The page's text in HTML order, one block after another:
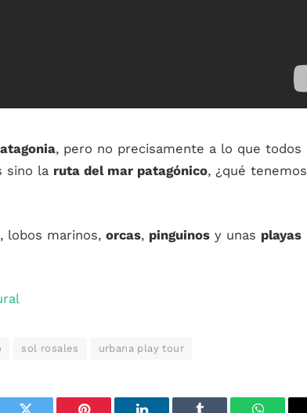
, pero no precisamente a lo que todos
sino la ruta del mar patagónico, ¿qué tenemos
, lobos marinos, orcas, pinguinos y unas playas
sol rosales urbana play tour